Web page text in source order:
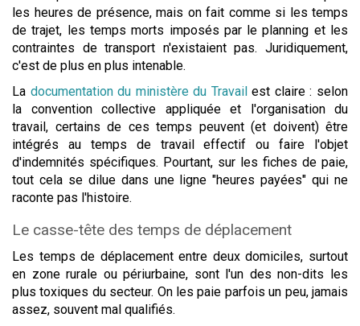
les heures de présence, mais on fait comme si les temps
de trajet, les temps morts imposés par le planning et les
contraintes de transport n'existaient pas. Juridiquement,
c'est de plus en plus intenable.
La documentation du ministère du Travailest claire : selon
la convention collective appliquée et l'organisation du
travail, certains de ces temps peuvent (et doivent) être
intégrés au temps de travail effectif ou faire l'objet
d'indemnités spécifiques. Pourtant, sur les fiches de paie,
tout cela se dilue dans une ligne "heures payées" qui ne
raconte pas l'histoire.
Le casse-tête des temps de déplacement
Les temps de déplacement entre deux domiciles, surtout
en zone rurale ou périurbaine, sont l'un des non-dits les
plus toxiques du secteur. On les paie parfois un peu, jamais
assez, souvent mal qualifiés.